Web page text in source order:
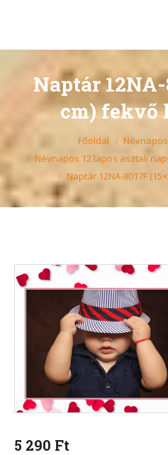
Naptár 12NA-
cm) fekvő
You are here:Főoldal
Névnapos 12 lapos asztali
Naptár 12NA-8017F
5 290 Ft